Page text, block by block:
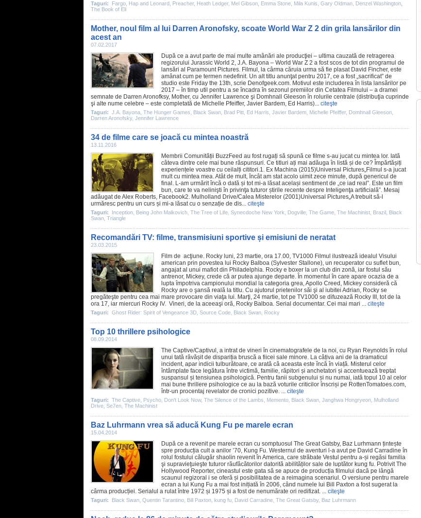
Taguri: Fargo Hap and Leonard Preacher, Heath Ledger, Mel Gibson Emma Stone Mila Kunis Gary Oldman Denzel Washington
The Book of Eli
Mother, noul film al lui Darren Aronofsky, scoate World War Z 2 din grila lansărilor din
acest an
07.02.2017
După ce a avut parte de mai multe amânări ale producţiei – ultima cauzată de retragerea
regizorului Jurassic World 2, J.A. Bayona – World War Z 2 a fost scos de tot din programul de
lansări al Paramount Pictures. Filmul , la cârma căruia urma să fie plasat David Fincher, este
amânat cum pe termen nedefinit. Un alt titlu anunţat pentru 2017, ce a fost „sacrificat” de
studio este Friday the 13th, scrie Denofgeek.com. Motivul este includerea în lista lansărilor pe
2017 – în timp util pentru a se încadra în sezonul premiilor din Cetatea Filmului – a dramei
semnate de Darren Aronofksy, Mother, cu Jennifer Lawrence şi Domhnall Gleeson în rolurile centrale (distribuţia cuprinde
şi alte nume celebre – este completată de Michelle Pfeiffer, Javier Bardem, Ed Harris)... citeşte
Taguri: J.A. Bayona The Hunger Games Black Swan Brad Pitt Ed Harris Javier Bardem Michelle Pfeiffer, Domhnall Gleeson
Darren Aronofsky, Jennifer Lawrence
34 de filme care se joacă cu mintea noastră
13.11.2016
Membrii Comunității BuzzFeed au fost rugați să spună ce filme s-au jucat cu mintea lor. Iată
câteva dintre cele mai bune răspunsuri. Ce titluri ați mai adăuga în listă și de ce? Împărtășiți
experiențele voastre cu ceilalți cititori.1. Ex Machina (2015)Universal Pictures„Filmul s-a jucat
mult cu mintea mea. Atât de mult, încât am stat acolo uimit zece minute, după genericul de
final. L-am urmărit încă o dată și tot mi-a lăsat același sentiment de „ce iad real”. Este un film
bun, care te va nelinişti în privinţa tuturor știrile recente despre Inteligenţa artificială”. Mesaj
adăugat de Alex Roberts, Facebook2. Mulholland Drive/Calea Misterelor (2001)Universal Pictures„A trebuit să-l
urmăresc pentru un curs și mi-a lăsat cu o senzație de dis... citeşte
Taguri: Inception Being John Malkovich The Tree of Life Synecdoche New York Dogville The Game The Machinist Brazil Black
Swan Triangle
Recomandări TV: filme, transmisiuni sportive și emisiuni de neratat
23.03.2015
Film de acţiune. Rocky luni, 23 martie, ora 17.00, TV1000 Filmul ilustrează idealul Visului
american prin povestea lui Rocky Balboa (Sylvester Stallone), un recuperator cu suflet bun,
angajat al unui mafiot din Philadelphia. Rocky e boxer la un club din zonă, iar fostul său
antrenor, Mickey, crede că ar putea ajunge departe. În momentul în care apare ocazia de a
lupta împotriva campionului mondial la categoria grea, Apollo Creed, Mickey consideră că
Rocky are o şansă reală la titlu. Cu ajutorul prietenilor săi şi al iubitei Adrian, Rocky se
pregăteşte pentru cea mai mare provocare din viaţa lui. Marţi, 24 martie, tot pe TV1000 se difuzează Rocky III, tot de la
ora 17, iar miercuri Rocky IV. Vineri, de la aceeaşi oră, Rocky Balboa. Serial documentar. Cei mai mari ... citeşte
Taguri: Ghost Rider: Spirit of Vengeance 3D Source Code Black Swan Rocky
Top 10 thrillere psihologice
08.09.2014
The Captive/Captivul, a intrat de vineri în cinematografele de la noi, cu Ryan Reynolds în rolul
unui tată răvășit de dispariția bruscă a fiicei sale minore. La câțiva ani de la dramaticul
incident, apar indicii tulburătoare, ce arată că aceasta este încă în viață. Misterul celor
întâmplate face legătura între victimă, familie, răpitori și anchetatori și accentuează treptat
suspansul și tensiunea psihologică. Pentru fanii subgenului și nu numai, iată topul 10 al celor
mai bune thrillere psihologice ce au la bază voturile criticilor înscriși pe RottenTomatoes.com,
într-un procentaj revelator de cronici pozitive. ... citeşte
Taguri: The Captive Psycho Don't Look Now, The Silence of the Lambs Memento Black Swan Janghwa Hongryeon Mulholland
Drive Se7en The Machinist
Baz Luhrmann vrea să aducă Kung Fu pe marele ecran
15.04.2014
După ce a revenit pe marele ecran cu somptuosul The Great Gatsby, Baz Lurhmann țintește
spre producția cult a anilor ’70, Kung Fu. Westernul de aventuri l-a avut pe David Carradine în
rolul fostului călugăr shaolin revenit în America, care străbate Vestul pentru a-și regăsi familia
şi supravieţuieşte tuturor răufăcătorilor datorită abilităților sale de luptător kung fu. Potrivit The
Hollywood Reporter, cineastul este gata să se apuce de producția filmului dacă pe lângă
scaunul regizoral i se oferă și posibilitatea de a reimagina scenariul. O versiune pentru marele
ecran a lui Kung Fu a mai fost inițiată în 2006, când numele lui Bill Paxton a fost sugerat la
cârma producției. Serialul a rulat între 1972 și 1975 și a fost de nenumărate ori redifizat. ... citeşte
Taguri: Black Swan Quentin Tarantino Bill Paxton kung fu David Carradine The Great Gatsby, Baz Luhrmann